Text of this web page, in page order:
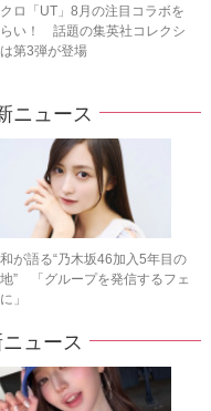
ロ「UT」8月の注目コラボを
い！ 話題の集英社コレクシ
第3弾が登場
ニュース
が語る“乃木坂46加入5年目の
” 「グループを発信するフェ
」
ュース